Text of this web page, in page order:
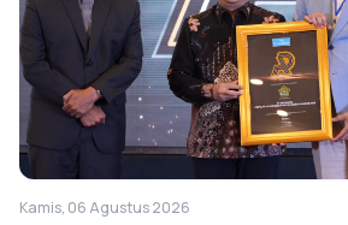
Kamis, 06 Agustus 2026